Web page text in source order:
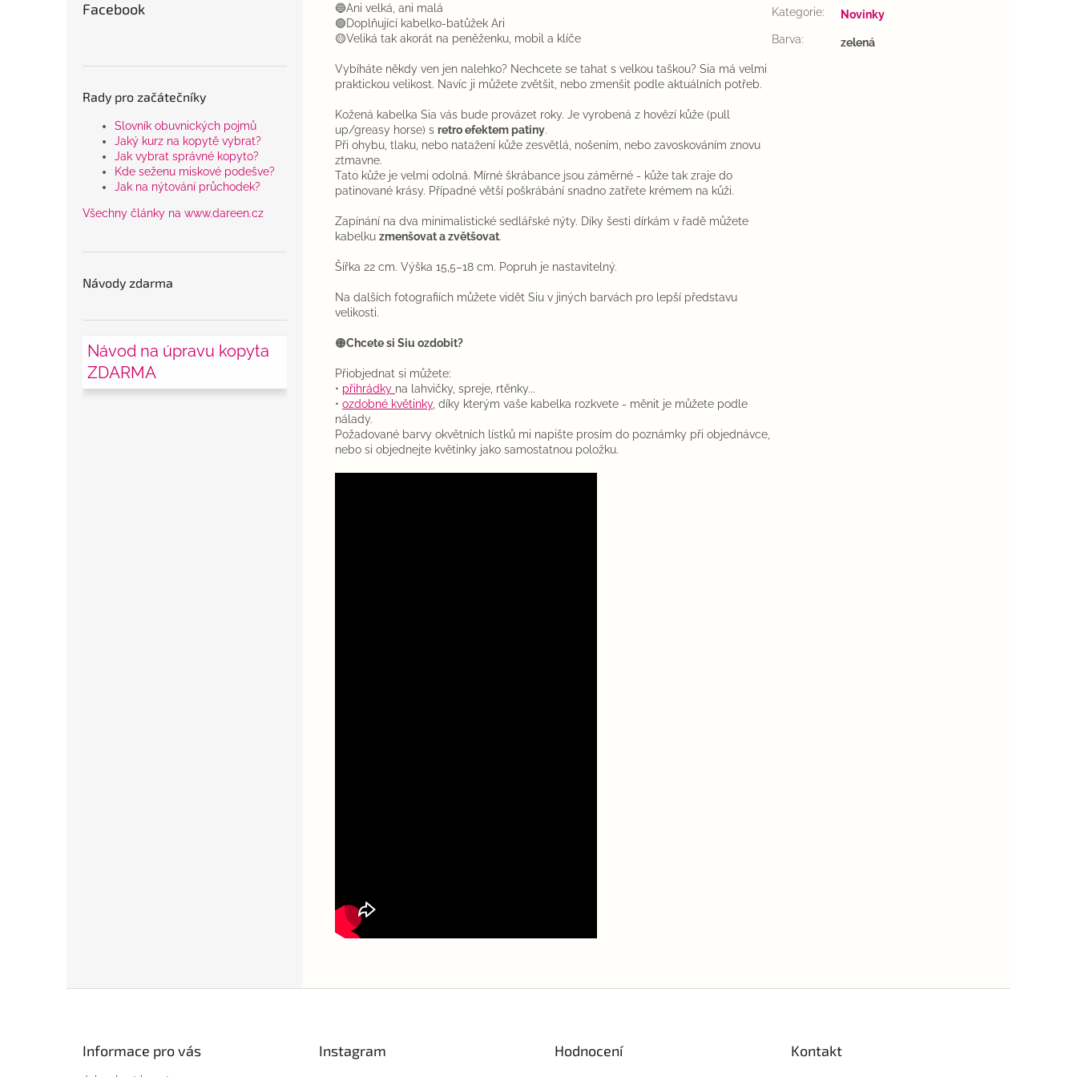
Facebook
Rady pro začátečníky
Slovník obuvnických pojmů
Jaký kurz na kopytě vybrat?
Jak vybrat správné kopyto?
Kde seženu miskové podešve?
Jak na nýtování průchodek?
Všechny články na www.dareen.cz
Návody zdarma
Návod na úpravu kopyta
ZDARMA
🔵Ani velká, ani malá
🟢Doplňující kabelko-batůžek Ari
🟡Veliká tak akorát na peněženku, mobil a klíče
Vybíháte někdy ven jen nalehko? Nechcete se tahat s velkou taškou? Sia má velmi
praktickou velikost. Navíc ji můžete zvětšit, nebo zmenšit podle aktuálních potřeb.
Kožená kabelka Sia vás bude provázet roky. Je vyrobená z hovězí kůže (pull
up/greasy horse) s retro efektem patiny.
Při ohybu, tlaku, nebo natažení kůže zesvětlá, nošením, nebo zavoskováním znovu
ztmavne.
Tato kůže je velmi odolná. Mírné škrábance jsou záměrné - kůže tak zraje do
patinované krásy. Případné větší poškrábání snadno zatřete krémem na kůži.
Zapínání na dva minimalistické sedlářské nýty. Díky šesti dírkám v řadě můžete
kabelku zmenšovat a zvětšovat.
Šířka 22 cm. Výška 15,5–18 cm. Popruh je nastavitelný.
Na dalších fotografiích můžete vidět Siu v jiných barvách pro lepší představu
velikosti.
🟠Chcete si Siu ozdobit?
Přiobjednat si můžete:
• přihrádky na lahvičky, spreje, rtěnky...
• ozdobné květinky, díky kterým vaše kabelka rozkvete - měnit je můžete podle
nálady.
Požadované barvy okvětních lístků mi napište prosím do poznámky při objednávce,
nebo si objednejte květinky jako samostatnou položku.
Kategorie:
Novinky
Barva: zelená
Informace pro vás Instagram Hodnocení Kontakt